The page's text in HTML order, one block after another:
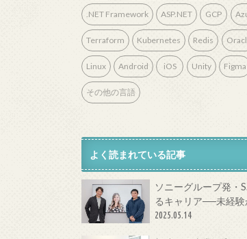
.NET Framework ASP.NET GCP
Terraform Kubernetes Redis
Linux Android iOS Unity Figma
その他の言語
よく読まれている記事
ソニーグループ発・
るキャリア──未経験
前線へ
2025.05.14